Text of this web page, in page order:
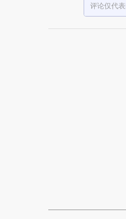
评论仅代